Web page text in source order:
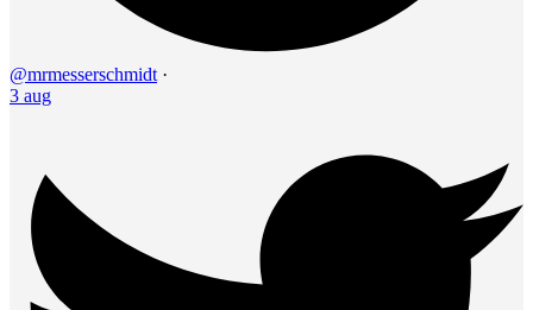
@mrmesserschmidt ·
3 aug